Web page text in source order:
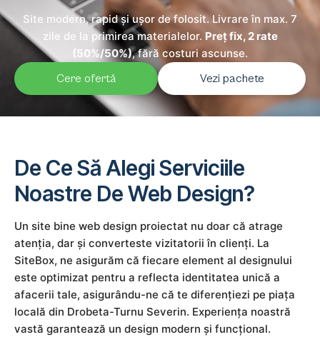
Site modern, rapid și ușor de folosit. Livrare în max. 7
zile de la primirea materialelor. Preț fix, 2 rate
(50%/50%), fără costuri ascunse.
Cere ofertă Vezi pachete
De Ce Să Alegi Serviciile
Noastre De Web Design?
Un site bine web design proiectat nu doar că atrage
atenția, dar și converteste vizitatorii în clienți. La
SiteBox, ne asigurăm că fiecare element al designului
este optimizat pentru a reflecta identitatea unică a
afacerii tale, asigurându-ne că te diferențiezi pe piața
locală din Drobeta-Turnu Severin. Experiența noastră
vastă garantează un design modern și funcțional.